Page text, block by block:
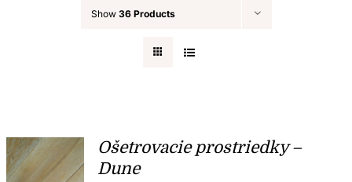
Show 36 Products
Ošetrovacie prostriedky –
Dune